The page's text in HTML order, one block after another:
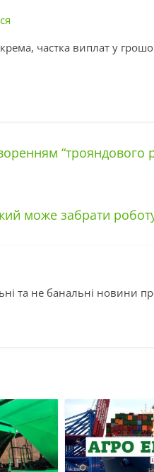
частка виплат у
“трояндового
може забрати
та не банальні новини